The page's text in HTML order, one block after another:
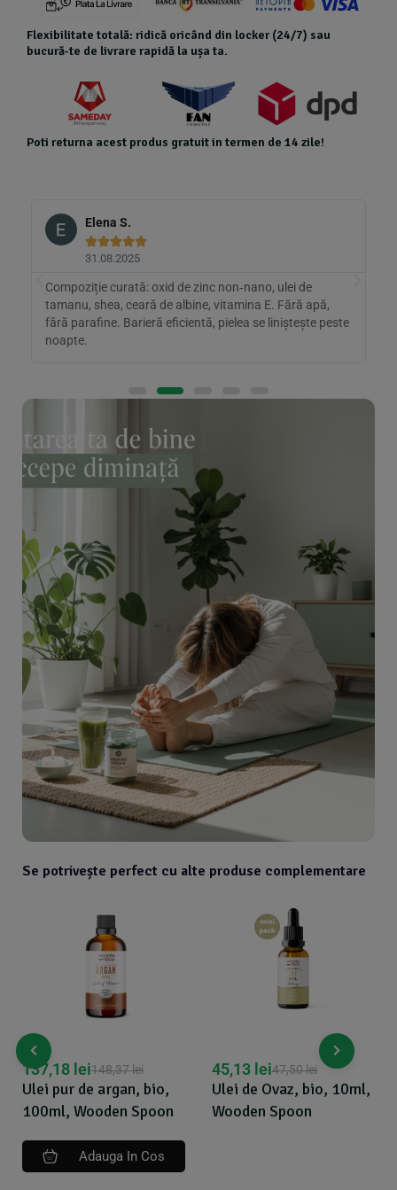
Flexibilitate totală: ridică oricând din locker (24/7) sau
bucură-te de livrare rapidă la ușa ta.
Poti returna acest produs gratuit in termen de 14 zile!
Elena S.

31.08.2025
Compoziție curată: oxid de zinc non‑nano, ulei de
tamanu, shea, ceară de albine, vitamina E. Fără apă,
fără parafine. Barieră eficientă, pielea se liniștește peste
noapte.
Se potrivește perfect cu alte produse complementare
Ulei pur de argan, bio,
100ml, Wooden Spoon
148,37lei
137,18 lei
Adauga In Cos
Ulei de Ovaz, bio, 10ml,
Wooden Spoon
47,50lei
45,13 lei